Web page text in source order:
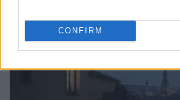
CONFIRM
sull’evento nerd di Perugia
Andrea Conforti · 6 Ago 2026